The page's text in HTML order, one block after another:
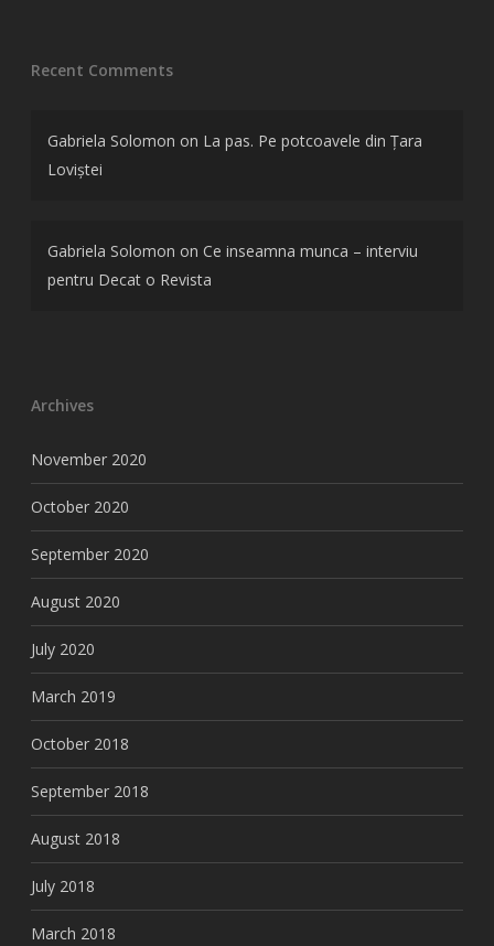
Recent Comments
Gabriela Solomon on La pas. Pe potcoavele din Țara
Loviștei
Gabriela Solomon on Ce inseamna munca – interviu
pentru Decat o Revista
Archives
November 2020
October 2020
September 2020
August 2020
July 2020
March 2019
October 2018
September 2018
August 2018
July 2018
March 2018